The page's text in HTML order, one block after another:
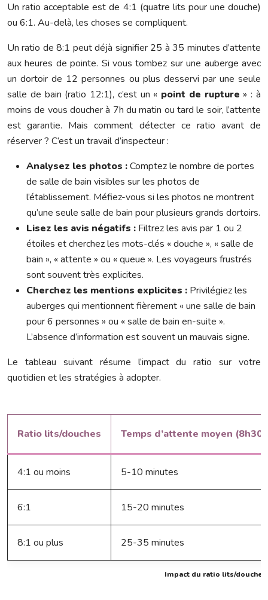
Un ratio acceptable est de 4:1 (quatre lits pour une douche)
ou 6:1. Au-delà, les choses se compliquent.
Un ratio de 8:1 peut déjà signifier 25 à 35 minutes d’attente
aux heures de pointe. Si vous tombez sur une auberge avec
un dortoir de 12 personnes ou plus desservi par une seule
salle de bain (ratio 12:1), c’est un « point de rupture » : à
moins de vous doucher à 7h du matin ou tard le soir, l’attente
est garantie. Mais comment détecter ce ratio avant de
réserver ? C’est un travail d’inspecteur :
Analysez les photos :Comptez le nombre de portes
de salle de bain visibles sur les photos de
l’établissement. Méfiez-vous si les photos ne montrent
qu’une seule salle de bain pour plusieurs grands dortoirs.
Lisez les avis négatifs : Filtrez les avis par 1 ou 2
étoiles et cherchez les mots-clés « douche », « salle de
bain », « attente » ou « queue ». Les voyageurs frustrés
sont souvent très explicites.
Cherchez les mentions explicites : Privilégiez les
auberges qui mentionnent fièrement « une salle de bain
pour 6 personnes » ou « salle de bain en-suite ».
L’absence d’information est souvent un mauvais signe.
Le tableau suivant résume l’impact du ratio sur votre
quotidien et les stratégies à adopter.
Impact du ratio lits/
Ratio lits/douches Temps d’attente moyen
4:1 ou moins 5-10 minutes
6:1 15-20 minutes
8:1 ou plus 25-35 minutes